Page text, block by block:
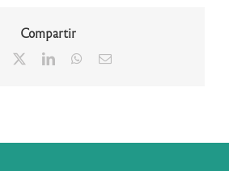
Compartir
Facebook LinkedInWhatsApp
Correo